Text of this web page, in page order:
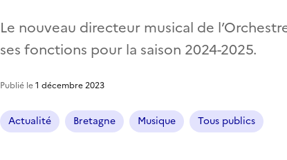
Le nouveau directeur musical de
ses fonctions pour la saison 2024-2025.
Publié le1 décembre 2023
Actualité Bretagne Musique Tous publics